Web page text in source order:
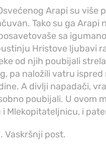
Arapi su više
Tako su ga Arapi
sa
Hristove ljubavi
od njih poubijali
pa naložili vatru
A divlji napadači,
poubijali. U ovom
Mlekopitateljnicu, i
Vaskršnji post.